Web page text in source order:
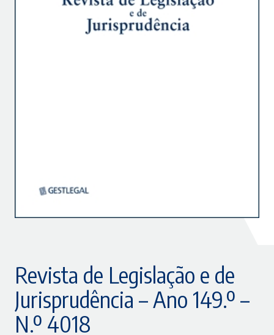
Revista de Legislação e de
Jurisprudência – Ano 149.º –
N.º 4018